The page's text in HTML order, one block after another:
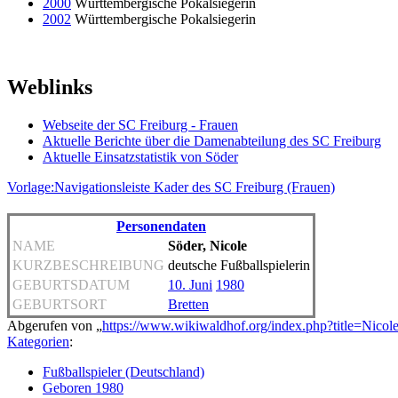
2002 Württembergische Pokalsiegerin
Weblinks
Webseite der SC Freiburg - Frauen
Aktuelle Berichte über die Damenabteilung des SC Freiburg
Aktuelle Einsatzstatistik von Söder
Vorlage:Navigationsleiste Kader des SC Freiburg (Frauen)
Personendaten
NAME
Söder, Nicole
KURZBESCHREIBUNG deutsche Fußballspielerin
GEBURTSDATUM
10. Juni 1980
GEBURTSORT
Bretten
Abgerufen von „https://www.wikiwaldhof.org/
Kategorien:
Fußballspieler (Deutschland)
Geboren 1980